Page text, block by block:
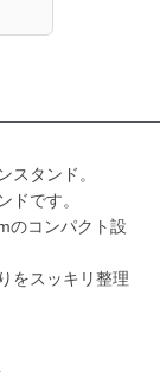
スタンド。
ドです。
のコンパクト設
をスッキリ整理